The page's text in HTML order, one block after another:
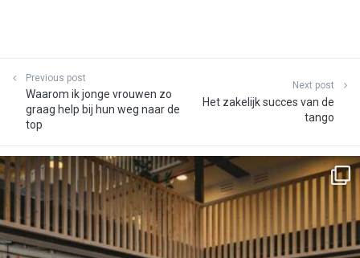
Previous post
Waarom ik jonge vrouwen zo
graag help bij hun weg naar de
top
Next post
Het zakelijk succes van de
tango